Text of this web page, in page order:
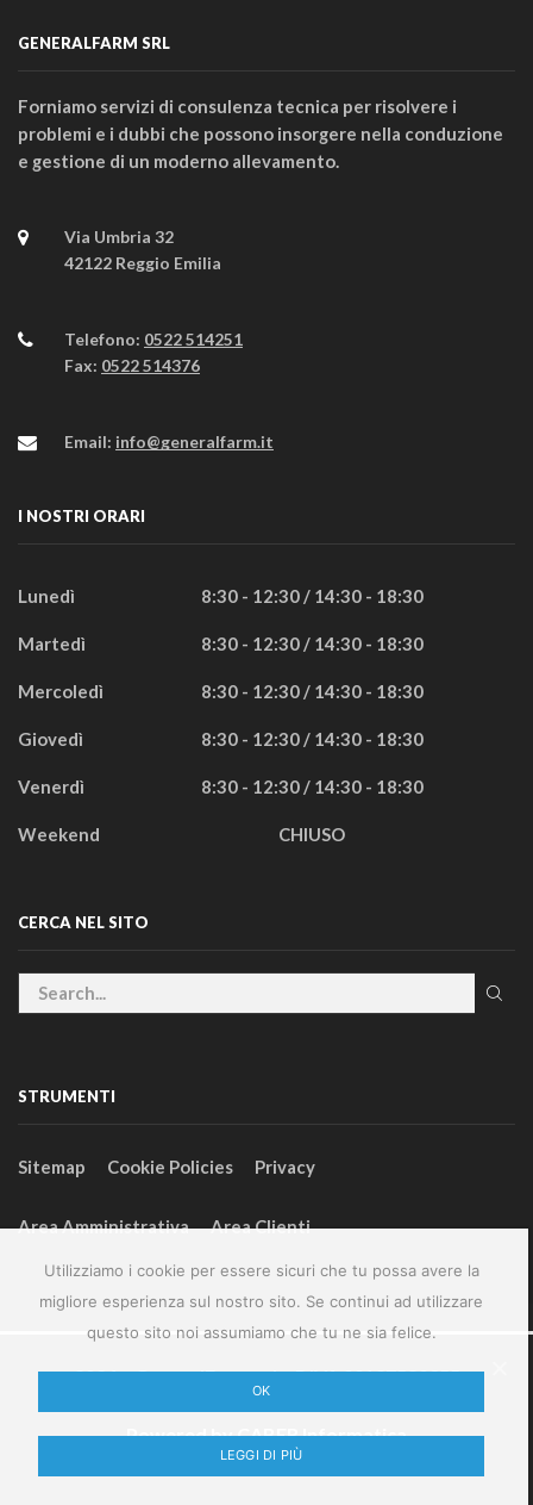
Utilizziamo i cookie per essere sicuri che tu possa avere la
migliore esperienza sul nostro sito. Se continui ad utilizzare
questo sito noi assumiamo che tu ne sia felice.
OK
LEGGI DI PIÙ
GENERALFARM SRL
Forniamo servizi di consulenza tecnica per risolvere i
problemi e i dubbi che possono insorgere nella conduzione
e gestione di un moderno allevamento.
Via Umbria 32
42122 Reggio Emilia
Telefono: 0522 514251
Fax: 0522 514376
Email: info@generalfarm.it
I NOSTRI ORARI
Lunedì 8:30 - 12:30 / 14:30 - 18:30
Martedì 8:30 - 12:30 / 14:30 - 18:30
Mercoledì 8:30 - 12:30 / 14:30 - 18:30
Giovedì 8:30 - 12:30 / 14:30 - 18:30
Venerdì 8:30 - 12:30 / 14:30 - 18:30
Weekend CHIUSO
CERCA NEL SITO
STRUMENTI
Sitemap Cookie Policies Privacy
Area Amministrativa Area Clienti
2024 – GeneralFarm srl – P.IVA 00127580355
Powered byCABER Informatica